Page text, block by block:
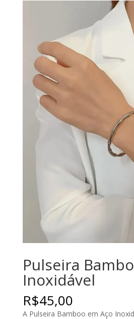
Pulseira
Inoxidável
R$45,00
A Pulseira Bamboo em Aço